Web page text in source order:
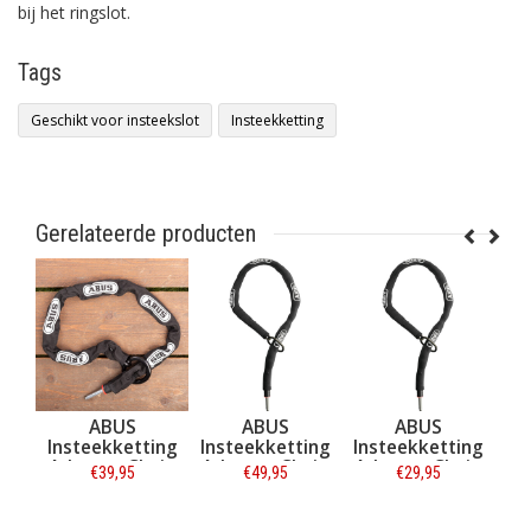
bij het ringslot.
Tags
Geschikt voor insteekslot Insteekketting
Gerelateerde producten
Chain
8KS - Zwart -
Insteekketting
Adaptor Chain
Classic 5.5KS/100
Insteekketting
Adaptor Chain
Classic 5.5KS/85
Pro
4750X R